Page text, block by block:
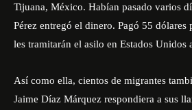
Tijuana, México. Habían pasado varios
Pérez entregó el dinero. Pagó 55 dólares
les tramitarán el asilo en Estados Unidos
Así como ella, cientos de migrantes
Jaime Díaz Márquez respondiera a sus